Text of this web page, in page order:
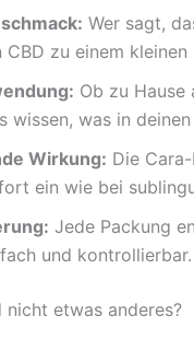
Wer sagt,
CBD zu einem kleinen
Ob zu
wissen, was in
Wirkung: Die
ein wie bei
Jede Packung
und kontrollierbar.
nicht etwas anderes?